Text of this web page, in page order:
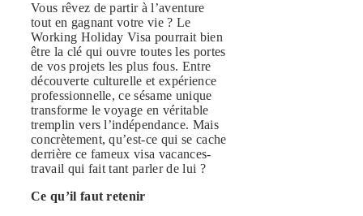
Vous rêvez de partir à l’aventure
tout en gagnant votre vie ? Le
Working Holiday Visa pourrait bien
être la clé qui ouvre toutes les portes
de vos projets les plus fous. Entre
découverte culturelle et expérience
professionnelle, ce sésame unique
transforme le voyage en véritable
tremplin vers l’indépendance. Mais
concrètement, qu’est-ce qui se cache
derrière ce fameux visa vacances-
travail qui fait tant parler de lui ?
Ce qu’il faut retenir